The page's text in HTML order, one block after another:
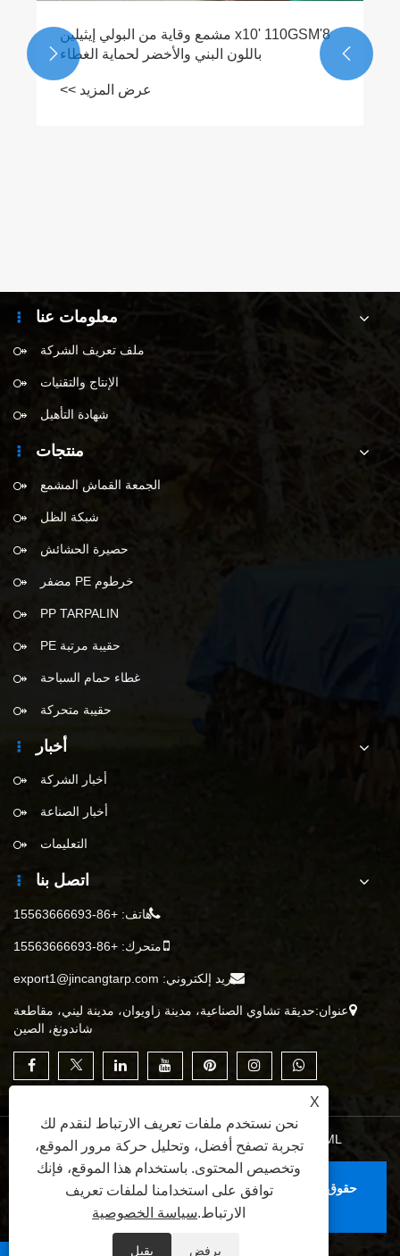
8'x10' 110GSM مشمع وقاية من البولي إيثيلين
باللون البني والأخضر لحماية الغطاء
عرض المزيد >>


معلومات عنا
ملف تعريف الشركة
الإنتاج والتقنيات
شهادة التأهيل
منتجات
الجمعة القماش المشمع
شبكة الظل
حصيرة الحشائش
خرطوم PE مضفر
PP TARPALIN
حقيبة مرتبة PE
غطاء حمام السباحة
حقيبة متحركة
أخبار
أخبار الشركة
أخبار الصناعة
التعليمات
اتصل بنا
هاتف: +86-15563666693
متحرك: +86-15563666693
بريد إلكتروني: export1@jincangtarp.com
عنوان:حديقة تشاوي الصناعية، مدينة زاويوان، مدينة ليني، مقاطعة
شاندونغ، الصين
Links Sitemap XML
| سياسة الخصوصية
حقوق الطبع والنشر © 2025 شركة Linyi Jincang للمنتجات
البلاستيكية المحدودة. جميع الحقوق محفوظة.
X
نحن نستخدم ملفات تعريف الارتباط لنقدم لك
تجربة تصفح أفضل، وتحليل حركة مرور الموقع،
وتخصيص المحتوى. باستخدام هذا الموقع، فإنك
توافق على استخدامنا لملفات تعريف
الارتباط.سياسة الخصوصية
يرفض يقبل